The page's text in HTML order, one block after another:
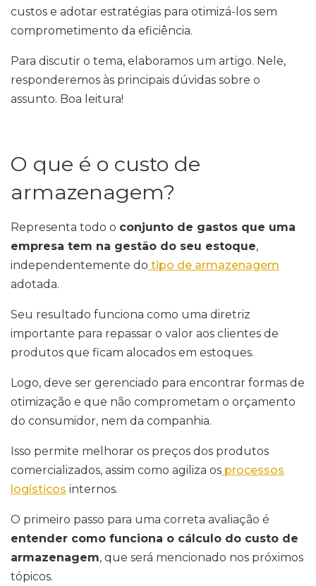
custos e adotar estratégias para otimizá-los sem
comprometimento da eficiência.
Para discutir o tema, elaboramos um artigo. Nele,
responderemos às principais dúvidas sobre o
assunto. Boa leitura!
O que é o custo de
armazenagem?
Representa todo o conjunto de gastos que uma
empresa tem na gestão do seu estoque,
independentemente do tipo de armazenagem
adotada.
Seu resultado funciona como uma diretriz
importante para repassar o valor aos clientes de
produtos que ficam alocados em estoques.
Logo, deve ser gerenciado para encontrar formas de
otimização e que não comprometam o orçamento
do consumidor, nem da companhia.
Isso permite melhorar os preços dos produtos
comercializados, assim como agiliza os processos
logísticos internos.
O primeiro passo para uma correta avaliação é
entender como funciona o cálculo do custo de
armazenagem, que será mencionado nos próximos
tópicos.